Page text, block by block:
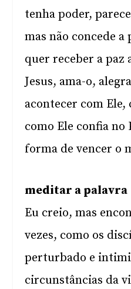
tenha poder,
mas não concede a
quer receber a paz
Jesus, ama-o,
acontecer com Ele,
como Ele confia no
forma de vencer o
meditar a palavra
Eu creio, mas
vezes, como os
perturbado e
circunstâncias da